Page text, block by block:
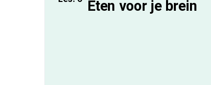
Eten voor je brein